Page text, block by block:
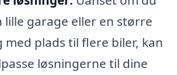
lille garage eller en større
plads til flere biler, kan
løsningerne til dine